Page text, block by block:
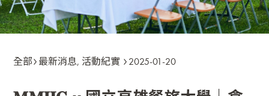
全部 最新消息, 活動紀實 2025-01-20